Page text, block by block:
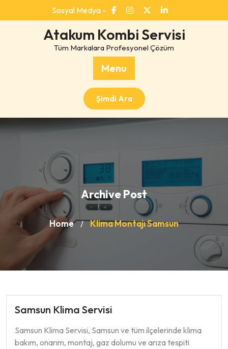
to
Sosyal Medya -
Atakum Kombi Servisi
Tüm Markalara Profesyonel Çözüm
Menu
Şimdi Ara
Archive Post
Home / Klima Montajı Samsun
Samsun Klima Servisi
Samsun Klima Servisi, Samsun ve tüm ilçelerinde klima
bakım, onarım, montaj, gaz dolumu ve arıza tespiti